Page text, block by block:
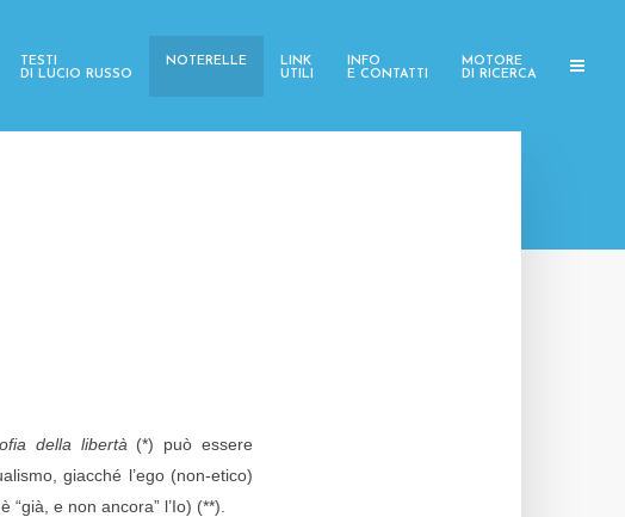
TESTI
DI LUCIO RUSSO
NOTERELLE
LINK
UTILI
INFO
E CONTATTI
MOTORE
DI RICERCA
della libertà (*) può essere
giacché l’ego (non-etico)
e non ancora” l’Io) (**).